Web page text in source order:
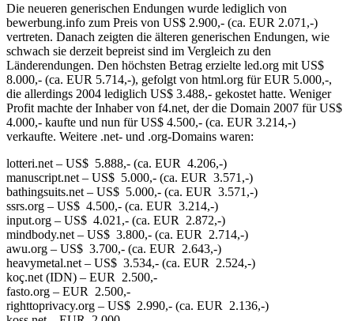
Die neueren generischen Endungen wurde lediglich von
bewerbung.info zum Preis von US$ 2.900,- (ca. EUR 2.071,-)
vertreten. Danach zeigten die älteren generischen Endungen, wie
schwach sie derzeit bepreist sind im Vergleich zu den
Länderendungen. Den höchsten Betrag erzielte led.org mit US$
8.000,- (ca. EUR 5.714,-), gefolgt von html.org für EUR 5.000,-,
die allerdings 2004 lediglich US$ 3.488,- gekostet hatte. Weniger
Profit machte der Inhaber von f4.net, der die Domain 2007 für US$
4.000,- kaufte und nun für US$ 4.500,- (ca. EUR 3.214,-)
verkaufte. Weitere .net- und .org-Domains waren:
lotteri.net – US$ 5.888,- (ca. EUR 4.206,-)
manuscript.net – US$ 5.000,- (ca. EUR 3.571,-)
bathingsuits.net – US$ 5.000,- (ca. EUR 3.571,-)
ssrs.org – US$ 4.500,- (ca. EUR 3.214,-)
input.org – US$ 4.021,- (ca. EUR 2.872,-)
mindbody.net – US$ 3.800,- (ca. EUR 2.714,-)
awu.org – US$ 3.700,- (ca. EUR 2.643,-)
heavymetal.net – US$ 3.534,- (ca. EUR 2.524,-)
koç.net (IDN) – EUR 2.500,-
fasto.org – EUR 2.500,-
righttoprivacy.org – US$ 2.990,- (ca. EUR 2.136,-)